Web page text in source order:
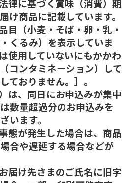
律に基づく賞味（消費）期
け商品に記載しています。
目（小麦・そば・卵・乳・
くるみ）を表示していま
使用していないにもかかわ
コンタミネーション）して
ておりません。］。
は、同日にお申込みが集中
数量超過分のお申込みを
います。
態が発生した場合は、商品
合や遅延する場合などが
届け先さまのご氏名に旧字